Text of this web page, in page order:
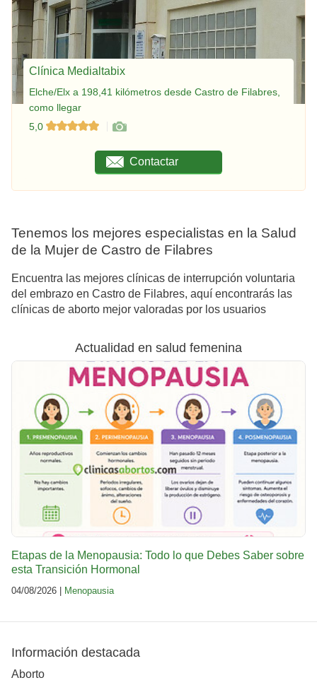
Clínica Medialtabix
Elche/Elx a 198,41 kilómetros desde Castro de Filabres,
como llegar
5,0
Contactar
Tenemos los mejores especialistas en la Salud
de la Mujer de Castro de Filabres
Encuentra las mejores clínicas de interrupción voluntaria
del embrazo en Castro de Filabres, aquí encontrarás las
clínicas de aborto mejor valoradas por los usuarios
Actualidad en salud femenina
Etapas de la Menopausia: Todo lo que Debes Saber sobre
esta Transición Hormonal
04/08/2026 | Menopausia
Información destacada
Aborto